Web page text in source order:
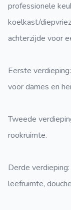
professionele
koelkast/
achterzijde voor
Eerste
voor dames en
Tweede
rookruimte.
Derde
leefruimte,